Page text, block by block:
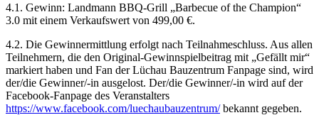
4.1. Gewinn: Landmann BBQ-Grill „Barbecue of the Champion“
3.0 mit einem Verkaufswert von 499,00 €.
4.2. Die Gewinnermittlung erfolgt nach Teilnahmeschluss. Aus allen
Teilnehmern, die den Original-Gewinnspielbeitrag mit „Gefällt mir“
markiert haben und Fan der Lüchau Bauzentrum Fanpage sind, wird
der/die Gewinner/-in ausgelost. Der/die Gewinner/-in wird auf der
Facebook-Fanpage des Veranstalters
https://www.facebook.com/luechaubauzentrum/bekannt gegeben.